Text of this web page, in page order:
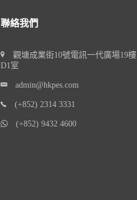
聯絡我們
觀塘成業街10號電訊一代廣場19樓
D1室
admin@hkpes.com
(+852) 2314 3331
(+852) 9432 4600